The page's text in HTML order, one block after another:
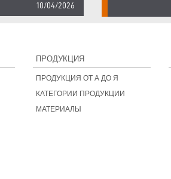
10/04/2026
ПРОДУКЦИЯ
ПРОДУКЦИЯ ОТ А ДО Я
КАТЕГОРИИ ПРОДУКЦИИ
МАТЕРИАЛЫ